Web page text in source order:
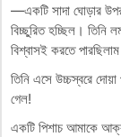
—একটি সাদা ঘোড়ার
বিচ্ছুরিত হচ্ছিল। তিনি
বিশ্বাসই করতে
তিনি এসে উচ্চস্বরে
গেল!
একটি পিশাচ আমাকে